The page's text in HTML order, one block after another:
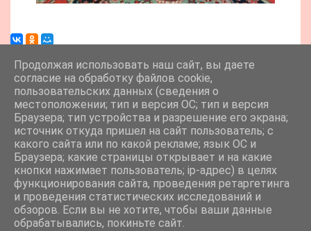
Продолжая использовать наш сайт, вы даете
согласие на обработку файлов cookie,
пользовательских данных (сведения о
местоположении; тип и версия ОС; тип и версия
Браузера; тип устройства и разрешение его экрана;
источник откуда пришел на сайт пользователь; с
какого сайта или по какой рекламе; язык ОС и
Браузера; какие страницы открывает и на какие
кнопки нажимает пользователь; ip-адрес) в целях
функционирования сайта, проведения ретаргетинга
и проведения статистических исследований и
обзоров. Если вы не хотите, чтобы ваши данные
обрабатывались, покиньте сайт.